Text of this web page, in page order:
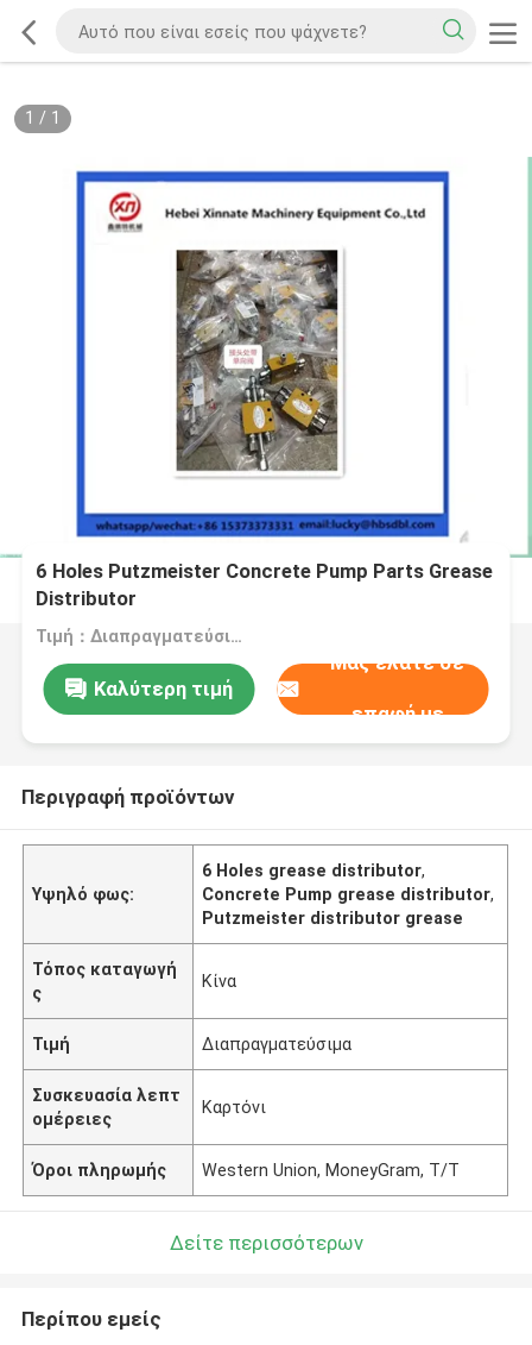
1 / 1
6 Holes Putzmeister Concrete Pump Parts Grease
Distributor
Τιμή：Διαπραγματεύσιμα
Καλύτερη τιμή
Μας ελάτε σε
επαφή με
Περιγραφή προϊόντων
Υψηλό φως:
6 Holes grease distributor,
Concrete Pump grease distributor,
Putzmeister distributor grease
Τόπος καταγωγή
ς
Κίνα
Τιμή Διαπραγματεύσιμα
Συσκευασία λεπτ
ομέρειες
Καρτόνι
Όροι πληρωμής Western Union, MoneyGram, T/T
Δείτε περισσότερων
Περίπου εμείς